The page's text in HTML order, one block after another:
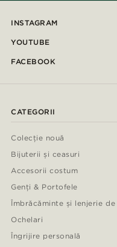
INSTAGRAM
YOUTUBE
FACEBOOK
CATEGORII
Colecție nouă
Bijuterii și ceasuri
Accesorii costum
Genți & Portofele
Îmbrăcăminte și lenjerie
Ochelari
Îngrijire personală